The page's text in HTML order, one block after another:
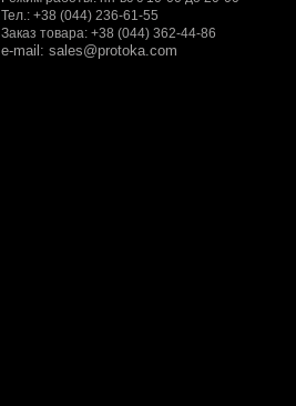
Тел.: +38 (044) 236-61-55
Заказ товара: +38 (044) 362-44-86
e-mail: sales@protoka.com